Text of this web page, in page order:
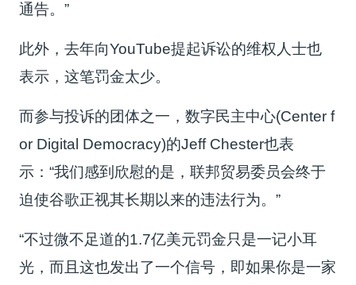
通告。”
此外，去年向YouTube提起诉讼的维权人士也
表示，这笔罚金太少。
而参与投诉的团体之一，数字民主中心(Center f
or Digital Democracy)的Jeff Chester也表
示：“我们感到欣慰的是，联邦贸易委员会终于
迫使谷歌正视其长期以来的违法行为。”
“不过微不足道的1.7亿美元罚金只是一记小耳
光，而且这也发出了一个信号，即如果你是一家